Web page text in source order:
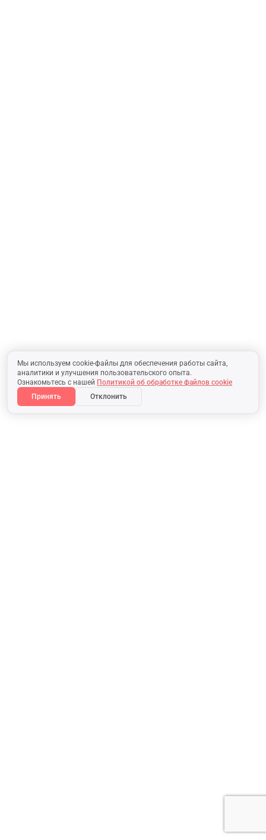
Мы используем cookie-файлы для обеспечения работы сайта,
аналитики и улучшения пользовательского опыта.
Ознакомьтесь с нашей Политикой об обработке файлов cookie
Принять
Отклонить